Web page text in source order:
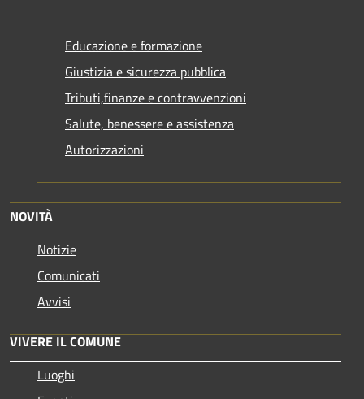
Educazione e formazione
Giustizia e sicurezza pubblica
Tributi,finanze e contravvenzioni
Salute, benessere e assistenza
Autorizzazioni
NOVITÀ
Notizie
Comunicati
Avvisi
VIVERE IL COMUNE
Luoghi